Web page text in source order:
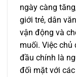
ngày càng
giới trẻ, dân
vận động và
muối. Việc chủ
đầu chính là
đối mặt với